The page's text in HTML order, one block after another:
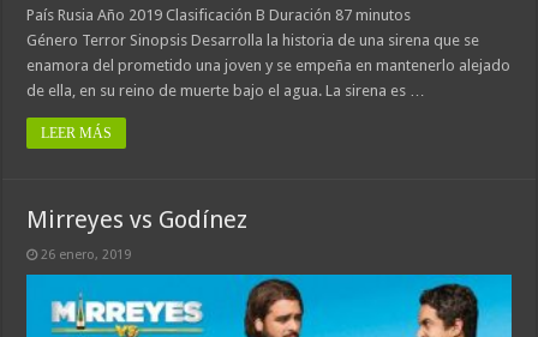
País Rusia Año 2019 Clasificación B Duración 87 minutos
Género Terror Sinopsis Desarrolla la historia de una sirena que se
enamora del prometido una joven y se empeña en mantenerlo alejado
de ella, en su reino de muerte bajo el agua. La sirena es …
LEER MÁS
Mirreyes vs Godínez
26 enero, 2019